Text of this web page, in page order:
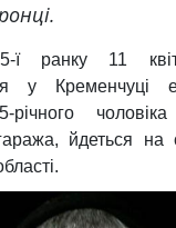
ї ранку 11
у
Кременчуці
річного
йдеться